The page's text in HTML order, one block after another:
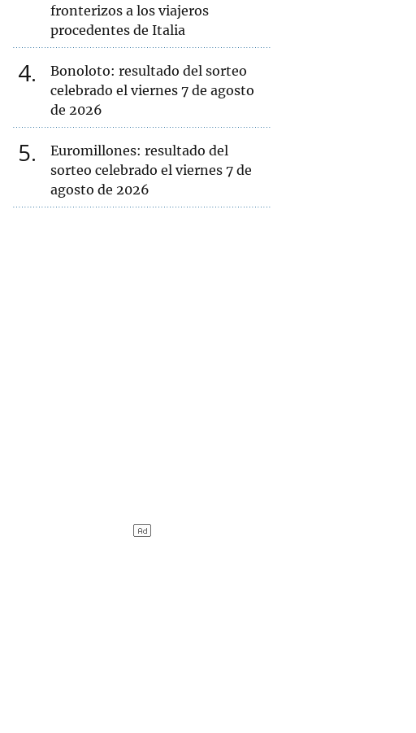
fronterizos a los viajeros
procedentes de Italia
4
Bonoloto: resultado del sorteo
celebrado el viernes 7 de agosto
de 2026
5
Euromillones: resultado del
sorteo celebrado el viernes 7 de
agosto de 2026